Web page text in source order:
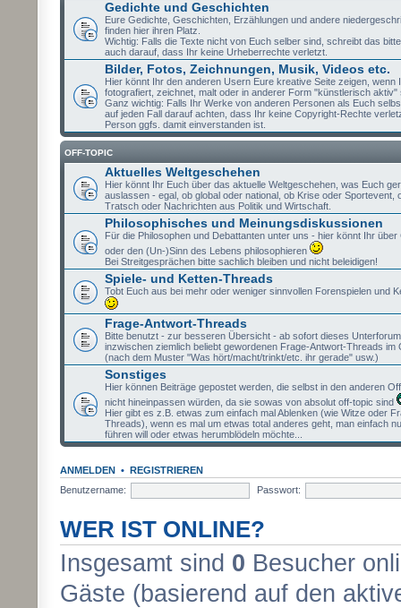
Gedichte und Geschichten
Eure Gedichte, Geschichten, Erzählungen und andere
finden hier ihren Platz.
Wichtig: Falls die Texte nicht von Euch selber sind, schreibt das
auch darauf, dass Ihr keine Urheberrechte verletzt.
Bilder, Fotos, Zeichnungen, Musik, Videos etc.
Hier könnt Ihr den anderen Usern Eure kreative Seite zeigen, wenn
fotografiert, zeichnet, malt oder in anderer Form "künstlerisch aktiv"
Ganz wichtig: Falls Ihr Werke von anderen Personen als Euch
auf jeden Fall darauf achten, dass Ihr keine Copyright-Rechte
Person ggfs. damit einverstanden ist.
OFF-TOPIC
Aktuelles Weltgeschehen
Hier könnt Ihr Euch über das aktuelle Weltgeschehen, was Euch
auslassen - egal, ob global oder national, ob Krise oder Sportevent,
Tratsch oder Nachrichten aus Politik und Wirtschaft.
Philosophisches und Meinungsdiskussionen
Für die Philosophen und Debattanten unter uns - hier könnt Ihr über
oder den (Un-)Sinn des Lebens philosophieren
Bei Streitgesprächen bitte sachlich bleiben und nicht beleidigen!
Spiele- und Ketten-Threads
Tobt Euch aus bei mehr oder weniger sinnvollen Forenspielen und
Frage-Antwort-Threads
Bitte benutzt - zur besseren Übersicht - ab sofort dieses
inzwischen ziemlich beliebt gewordenen Frage-Antwort-Threads im
(nach dem Muster "Was hört/macht/trinkt/etc. ihr gerade" usw.)
Sonstiges
Hier können Beiträge gepostet werden, die selbst in den anderen
nicht hineinpassen würden, da sie sowas von absolut off-topic sind
Hier gibt es z.B. etwas zum einfach mal Ablenken (wie Witze oder
Threads), wenn es mal um etwas total anderes geht, man einfach
führen will oder etwas herumblödeln möchte...
ANMELDEN • REGISTRIEREN
Benutzername:
Passwort:
WER IST ONLINE?
Insgesamt sind 0 Besucher
Gäste (basierend auf den